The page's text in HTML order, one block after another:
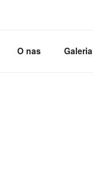
O nas Galeria